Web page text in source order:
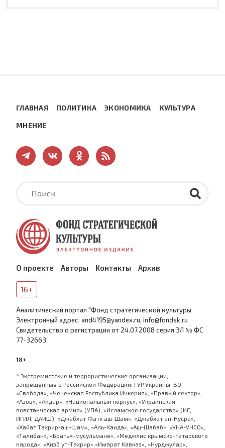
ГЛАВНАЯ ПОЛИТИКА ЭКОНОМИКА КУЛЬТУРА
МНЕНИЕ
О проекте Авторы Контакты Архив
16+
Аналитический портал "Фонд стратегической культуры
Электронный адрес: and4195@yandex.ru, info@fondsk.ru
Cвидетельство о регистрации от 24.07.2008 серия ЭЛ № ФС
77-32663
18+
* Экстремистские и террористические организации,
запрещенные в Российской Федерации: ГУР Украины, ВО
«Свобода», «Чеченская Республика Ичкерия», «Правый сектор»,
«Азов», «Айдар», «Национальный корпус», «Украинская
повстанческая армия» (УПА), «Исламское государство» (ИГ,
ИГИЛ, ДАИШ), «Джабхат Фатх аш-Шам», «Джабхат ан-Нусра»,
«Хайат Тахрир-аш-Шам», «Аль-Каида», «Аш-Шабаб», «УНА-УНСО»,
«Талибан», «Братья-мусульмане», «Меджлис крымско-татарского
народа», «Хизб ут-Тахрир»,«Имарат Кавказ», «Нурджулар»,